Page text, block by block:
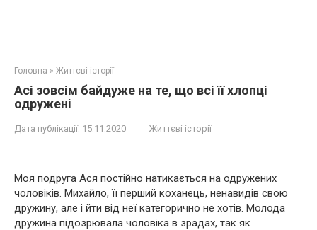
Головна » Життєві історії
Асі зовсім байдуже на те, що всі її хлопці
одружені
Дата публікації: 15.11.2020 Життєві історії
Моя подруга Ася постійно натикається на одружених
чоловіків. Михайло, її перший коханець, ненавидів свою
дружину, але і йти від неї категорично не хотів. Молода
дружина підозрювала чоловіка в зрадах, так як